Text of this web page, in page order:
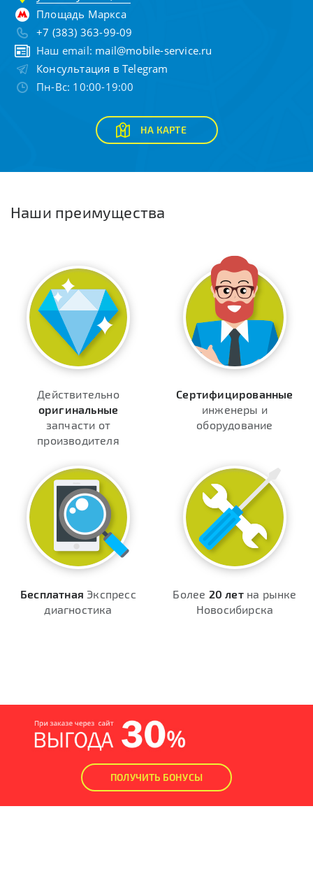
Площадь Маркса
+7 (383) 363-99-09
Наш email: mail@mobile-service.ru
Консультация в Telegram
Пн-Вс: 10:00-19:00
НА КАРТЕ
Наши преимущества
Действительно
оригинальные
запчасти от
производителя
Сертифицированные
инженеры и
оборудование
Бесплатная Экспресс
диагностика
Более 20 летна рынке
Новосибирска
ПОЛУЧИТЬ БОНУСЫ